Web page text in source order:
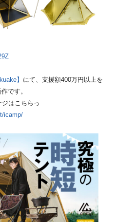
】 にて、支援額400万円以上を
です。
はこちらっ
icamp/